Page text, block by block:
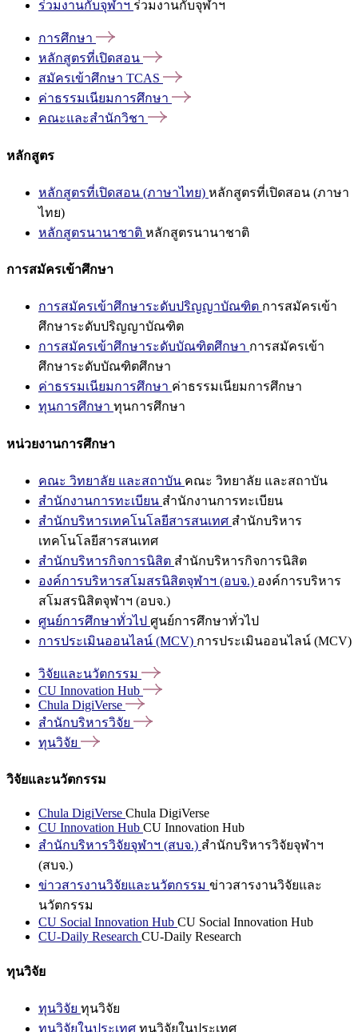
ร่วมงานกับจุฬาฯ ร่วมงานกับจุฬาฯ
การศึกษา
หลักสูตรที่เปิดสอน
สมัครเข้าศึกษา TCAS
ค่าธรรมเนียมการศึกษา
คณะและสำนักวิชา
หลักสูตร
หลักสูตรที่เปิดสอน (ภาษาไทย) หลักสูตรที่เปิดสอน (ภาษา
ไทย)
หลักสูตรนานาชาติ หลักสูตรนานาชาติ
การสมัครเข้าศึกษา
การสมัครเข้าศึกษาระดับปริญญาบัณฑิต การสมัครเข้า
ศึกษาระดับปริญญาบัณฑิต
การสมัครเข้าศึกษาระดับบัณฑิตศึกษา การสมัครเข้า
ศึกษาระดับบัณฑิตศึกษา
ค่าธรรมเนียมการศึกษา ค่าธรรมเนียมการศึกษา
ทุนการศึกษา ทุนการศึกษา
หน่วยงานการศึกษา
คณะ วิทยาลัย และสถาบัน คณะ วิทยาลัย และสถาบัน
สำนักงานการทะเบียน สำนักงานการทะเบียน
สำนักบริหารเทคโนโลยีสารสนเทศ สำนักบริหาร
เทคโนโลยีสารสนเทศ
สำนักบริหารกิจการนิสิต สำนักบริหารกิจการนิสิต
องค์การบริหารสโมสรนิสิตจุฬาฯ (อบจ.) องค์การบริหาร
สโมสรนิสิตจุฬาฯ (อบจ.)
ศูนย์การศึกษาทั่วไป ศูนย์การศึกษาทั่วไป
การประเมินออนไลน์ (MCV) การประเมินออนไลน์ (MCV)
วิจัยและนวัตกรรม
CU Innovation Hub
Chula DigiVerse
สำนักบริหารวิจัย
ทุนวิจัย
วิจัยและนวัตกรรม
Chula DigiVerse Chula DigiVerse
CU Innovation Hub CU Innovation Hub
สำนักบริหารวิจัยจุฬาฯ (สบจ.) สำนักบริหารวิจัยจุฬาฯ
(สบจ.)
ข่าวสารงานวิจัยและนวัตกรรม ข่าวสารงานวิจัยและ
นวัตกรรม
CU Social Innovation Hub CU Social Innovation Hub
CU-Daily Research CU-Daily Research
ทุนวิจัย
ทุนวิจัย ทุนวิจัย
ทุนวิจัยในประเทศ ทุนวิจัยในประเทศ